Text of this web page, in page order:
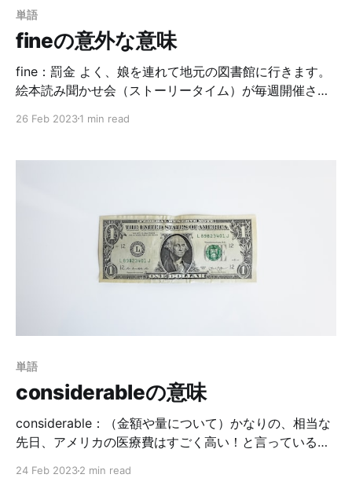
単語
fineの意外な意味
fine：罰金 よく、娘を連れて地元の図書館に行きます。
絵本読み聞かせ会（ストーリータイム）が毎週開催され
あって子供達は大喜びなんですよね。 あと、驚いたの
モノレール、ブロック、お買い物ごっこができるオモチ
オモチャに夢中っていう…笑 さて、もちろん図書館で本
も借ります。先日、返却日までに返せず延滞してしまっ
たんですよ。そしたら、図書館のパーソナルページに
Finesという項目が。この時すでに罰金という意味は知っ
な？ fineには罰金という意味があります。名詞です。よ
の道路には「SCHOOL ZONE FINES DOUBLED」や
「FINE HIGHER」という交通看板が立っています🚌
26 Feb 20231 min read
単語
considerableの意味
considerable：（金額や量について）かなりの、相当な
先日、アメリカの医療費はすごく高い！と言っている
24 Feb 20232 min read